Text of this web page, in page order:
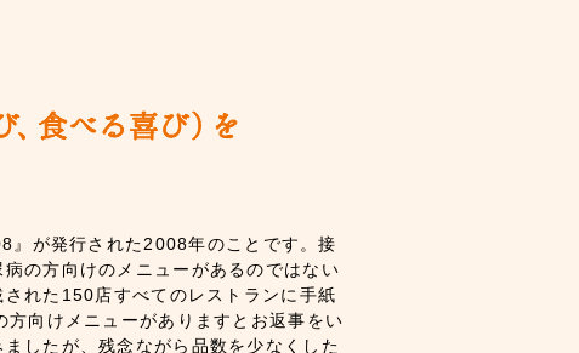
』が発行された2008年のことです。接
の方向けのメニューがあるのではない
れた150店すべてのレストランに手紙
向けメニューがありますとお返事をい
したが、残念ながら品数を少なくした